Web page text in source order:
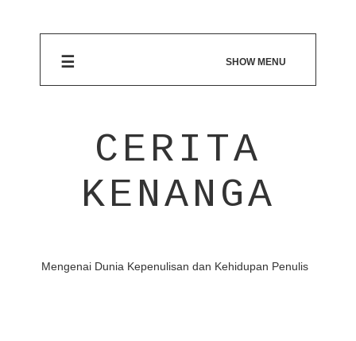
☰ SHOW MENU
CERITA
KENANGA
Mengenai Dunia Kepenulisan dan Kehidupan Penulis